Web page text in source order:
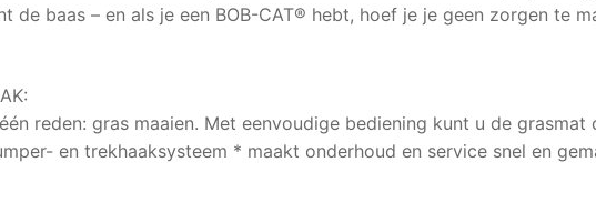
de baas – en als je een BOB-CAT® hebt, hoef je je geen zorgen te
reden: gras maaien. Met eenvoudige bediening kunt u de
en trekhaaksysteem * maakt onderhoud en service snel en